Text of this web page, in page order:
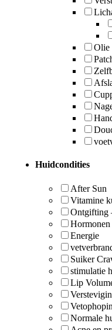
Olie
Huidcondities
After Sun
Vitamine
Ontgifting
Hormonen
Energie
Suiker
stimulatie
Lip
Normale